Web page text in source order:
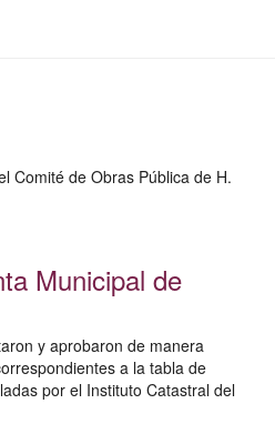
Comité de Obras Pública de H.
Municipal de
y aprobaron de manera
a la tabla de
por el Instituto Catastral del